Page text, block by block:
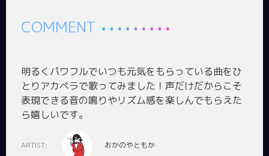
COMMENT
明るくパワフルでいつも元気をもらっている曲をひ
とりアカペラで歌ってみました！声だけだからこそ
表現できる音の鳴りやリズム感を楽しんでもらえた
ARTIST: おかのやともか